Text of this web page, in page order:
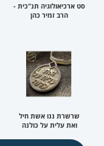
סט ארכיאולוגיה תנ"כית -
הרב זמיר כהן
שרשרת ננו אשת חיל
ואת עלית על כולנה